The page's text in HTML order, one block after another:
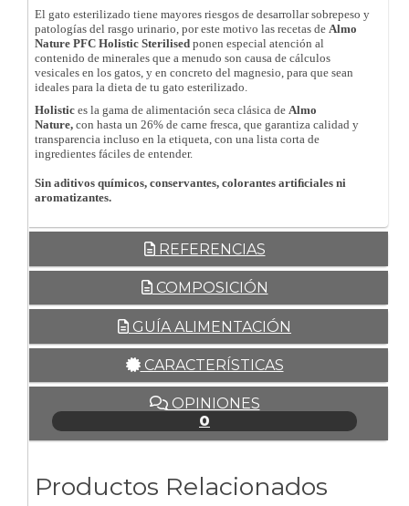
El gato esterilizado tiene mayores riesgos de desarrollar sobrepeso y
patologías del rasgo urinario, por este motivo las recetas de Almo
Nature PFC Holistic Sterilised ponen especial atención al
contenido de minerales que a menudo son causa de cálculos
vesicales en los gatos, y en concreto del magnesio, para que sean
ideales para la dieta de tu gato esterilizado.
Holistic es la gama de alimentación seca clásica de Almo
Nature, con hasta un 26% de carne fresca, que garantiza calidad y
transparencia incluso en la etiqueta, con una lista corta de
ingredientes fáciles de entender.
Sin aditivos químicos, conservantes, colorantes artiﬁciales ni
aromatizantes.
REFERENCIAS
COMPOSICIÓN
GUÍA ALIMENTACIÓN
CARACTERÍSTICAS
OPINIONES
0
Productos Relacionados